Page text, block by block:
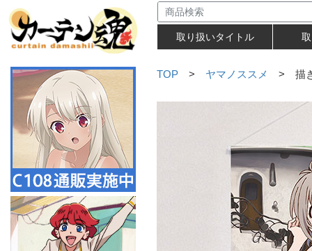
取り扱いタイトル
TOP > ヤマノススメ > 描き